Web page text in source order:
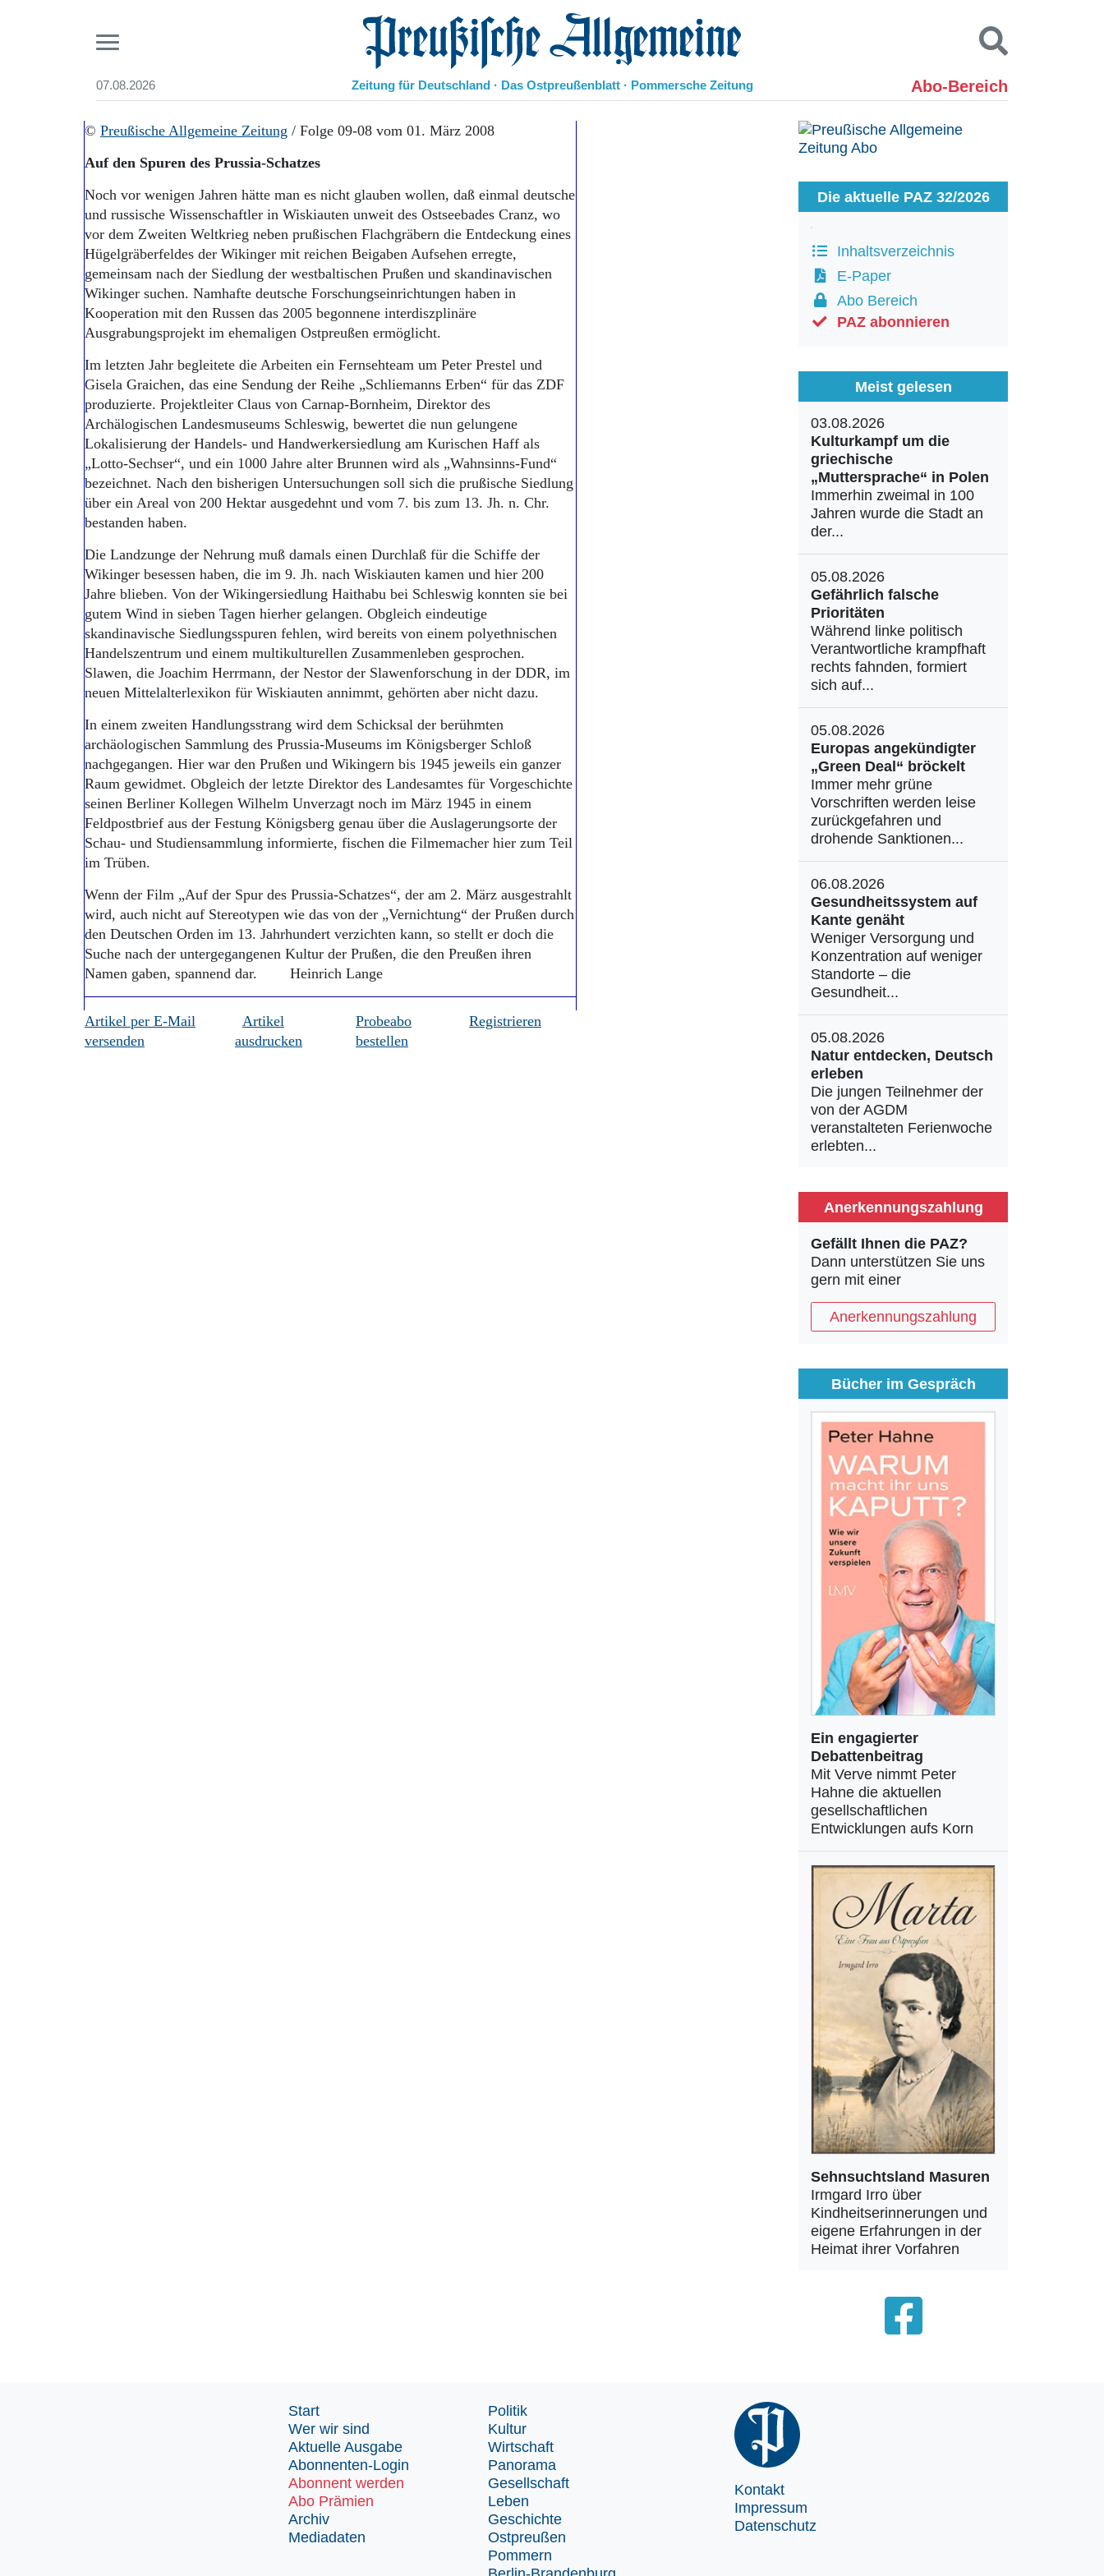
07.08.2026 Preußische Allgemeine Zeitung
Zeitung für Deutschland · Das Ostpreußenblatt · Pommersche Zeitung Abo-Bereich
Start
Aktuelle Ausgabe
Abonnent werden
Abo Prämien
Archiv
Mediadaten
Gesellschaft
Leben
Geschichte
Ostpreußen
Pommern
Berlin-Brandenburg
Kontakt
Suchen und finden
© Preußische Allgemeine Zeitung / Folge 09-08 vom 01. März 2008
Auf den Spuren des Prussia-Schatzes
Noch vor wenigen Jahren hätte man es nicht glauben wollen, daß einmal deutsche
und russische Wissenschaftler in Wiskiauten unweit des Ostseebades Cranz, wo
vor dem Zweiten Weltkrieg neben prußischen Flachgräbern die Entdeckung eines
Hügelgräberfeldes der Wikinger mit reichen Beigaben Aufsehen erregte,
gemeinsam nach der Siedlung der westbaltischen Prußen und skandinavischen
Wikinger suchen. Namhafte deutsche Forschungseinrichtungen haben in
Kooperation mit den Russen das 2005 begonnene interdiszplinäre
Ausgrabungsprojekt im ehemaligen Ostpreußen ermöglicht.
Im letzten Jahr begleitete die Arbeiten ein Fernsehteam um Peter Prestel und
Gisela Graichen, das eine Sendung der Reihe „Schliemanns Erben“ für das ZDF
produzierte. Projektleiter Claus von Carnap-Bornheim, Direktor des
Archälogischen Landesmuseums Schleswig, bewertet die nun gelungene
Lokalisierung der Handels- und Handwerkersiedlung am Kurischen Haff als
„Lotto-Sechser“, und ein 1000 Jahre alter Brunnen wird als „Wahnsinns-Fund“
bezeichnet. Nach den bisherigen Untersuchungen soll sich die prußische Siedlung
über ein Areal von 200 Hektar ausgedehnt und vom 7. bis zum 13. Jh. n. Chr.
bestanden haben.
Die Landzunge der Nehrung muß damals einen Durchlaß für die Schiffe der
Wikinger besessen haben, die im 9. Jh. nach Wiskiauten kamen und hier 200
Jahre blieben. Von der Wikingersiedlung Haithabu bei Schleswig konnten sie bei
gutem Wind in sieben Tagen hierher gelangen. Obgleich eindeutige
skandinavische Siedlungsspuren fehlen, wird bereits von einem polyethnischen
Handelszentrum und einem multikulturellen Zusammenleben gesprochen.
Slawen, die Joachim Herrmann, der Nestor der Slawenforschung in der DDR, im
neuen Mittelalterlexikon für Wiskiauten annimmt, gehörten aber nicht dazu.
In einem zweiten Handlungsstrang wird dem Schicksal der berühmten
archäologischen Sammlung des Prussia-Museums im Königsberger Schloß
nachgegangen. Hier war den Prußen und Wikingern bis 1945 jeweils ein ganzer
Raum gewidmet. Obgleich der letzte Direktor des Landesamtes für Vorgeschichte
seinen Berliner Kollegen Wilhelm Unverzagt noch im März 1945 in einem
Feldpostbrief aus der Festung Königsberg genau über die Auslagerungsorte der
Schau- und Studiensammlung informierte, fischen die Filmemacher hier zum Teil
im Trüben.
Wenn der Film „Auf der Spur des Prussia-Schatzes“, der am 2. März ausgestrahlt
wird, auch nicht auf Stereotypen wie das von der „Vernichtung“ der Prußen durch
den Deutschen Orden im 13. Jahrhundert verzichten kann, so stellt er doch die
Suche nach der untergegangenen Kultur der Prußen, die den Preußen ihren
Namen gaben, spannend dar. Heinrich Lange
Artikel per E-Mail
versenden
Artikel
ausdrucken
Probeabo
bestellen
Registrieren
Die aktuelle PAZ 32/2026
Inhaltsverzeichnis
E-Paper
Abo Bereich
PAZ abonnieren
Meist gelesen
03.08.2026
Kulturkampf um die
griechische
„Muttersprache“ in Polen
Immerhin zweimal in 100
Jahren wurde die Stadt an
der...
05.08.2026
Gefährlich falsche
Prioritäten
Während linke politisch
Verantwortliche krampfhaft
rechts fahnden, formiert
sich auf...
05.08.2026
Europas angekündigter
„Green Deal“ bröckelt
Immer mehr grüne
Vorschriften werden leise
zurückgefahren und
drohende Sanktionen...
06.08.2026
Gesundheitssystem auf
Kante genäht
Weniger Versorgung und
Konzentration auf weniger
Standorte – die
Gesundheit...
05.08.2026
Natur entdecken, Deutsch
erleben
Die jungen Teilnehmer der
von der AGDM
veranstalteten Ferienwoche
erlebten...
Anerkennungszahlung
Gefällt Ihnen die PAZ?
Dann unterstützen Sie uns
gern mit einer
Anerkennungszahlung
Bücher im Gespräch
Ein engagierter
Debattenbeitrag
Mit Verve nimmt Peter
Hahne die aktuellen
gesellschaftlichen
Entwicklungen aufs Korn
Sehnsuchtsland Masuren
Irmgard Irro über
Kindheitserinnerungen und
eigene Erfahrungen in der
Heimat ihrer Vorfahren
Start
Wer wir sind
Aktuelle Ausgabe
Abonnenten-Login
Abonnent werden
Abo Prämien
Archiv
Mediadaten
Politik
Kultur
Wirtschaft
Panorama
Gesellschaft
Leben
Geschichte
Ostpreußen
Pommern
Kontakt
Impressum
Datenschutz